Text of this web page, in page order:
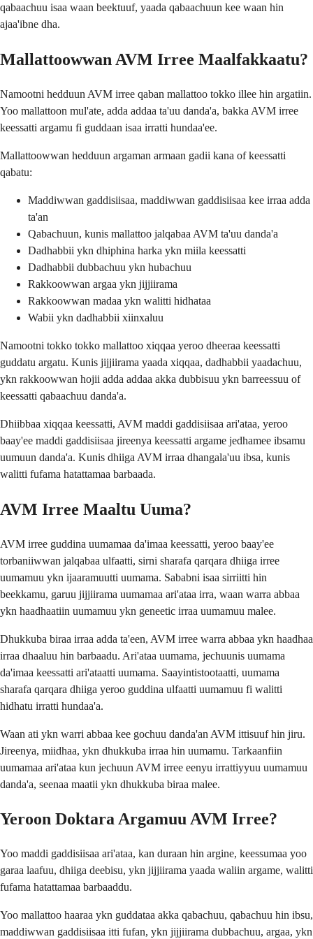
qabaachuu isaa waan beektuuf, yaada qabaachuun kee waan hin
ajaa'ibne dha.
Mallattoowwan AVM Irree Maalfakkaatu?
Namootni hedduun AVM irree qaban mallattoo tokko illee hin argatiin.
Yoo mallattoon mul'ate, adda addaa ta'uu danda'a, bakka AVM irree
keessatti argamu fi guddaan isaa irratti hundaa'ee.
Mallattoowwan hedduun argaman armaan gadii kana of keessatti
qabatu:
Maddiwwan gaddisiisaa, maddiwwan gaddisiisaa kee irraa adda
ta'an
Qabachuun, kunis mallattoo jalqabaa AVM ta'uu danda'a
Dadhabbii ykn dhiphina harka ykn miila keessatti
Dadhabbii dubbachuu ykn hubachuu
Rakkoowwan argaa ykn jijjiirama
Rakkoowwan madaa ykn walitti hidhataa
Wabii ykn dadhabbii xiinxaluu
Namootni tokko tokko mallattoo xiqqaa yeroo dheeraa keessatti
guddatu argatu. Kunis jijjiirama yaada xiqqaa, dadhabbii yaadachuu,
ykn rakkoowwan hojii adda addaa akka dubbisuu ykn barreessuu of
keessatti qabaachuu danda'a.
Dhiibbaa xiqqaa keessatti, AVM maddi gaddisiisaa ari'ataa, yeroo
baay'ee maddi gaddisiisaa jireenya keessatti argame jedhamee ibsamu
uumuun danda'a. Kunis dhiiga AVM irraa dhangala'uu ibsa, kunis
walitti fufama hatattamaa barbaada.
AVM Irree Maaltu Uuma?
AVM irree guddina uumamaa da'imaa keessatti, yeroo baay'ee
torbaniiwwan jalqabaa ulfaatti, sirni sharafa qarqara dhiiga irree
uumamuu ykn ijaaramuutti uumama. Sababni isaa sirriitti hin
beekkamu, garuu jijjiirama uumamaa ari'ataa irra, waan warra abbaa
ykn haadhaatiin uumamuu ykn geneetic irraa uumamuu malee.
Dhukkuba biraa irraa adda ta'een, AVM irree warra abbaa ykn haadhaa
irraa dhaaluu hin barbaadu. Ari'ataa uumama, jechuunis uumama
da'imaa keessatti ari'ataatti uumama. Saayintistootaatti, uumama
sharafa qarqara dhiiga yeroo guddina ulfaatti uumamuu fi walitti
hidhatu irratti hundaa'a.
Waan ati ykn warri abbaa kee gochuu danda'an AVM ittisuuf hin jiru.
Jireenya, miidhaa, ykn dhukkuba irraa hin uumamu. Tarkaanfiin
uumamaa ari'ataa kun jechuun AVM irree eenyu irrattiyyuu uumamuu
danda'a, seenaa maatii ykn dhukkuba biraa malee.
Yeroon Doktara Argamuu AVM Irree?
Yoo maddi gaddisiisaa ari'ataa, kan duraan hin argine, keessumaa yoo
garaa laafuu, dhiiga deebisu, ykn jijjiirama yaada waliin argame, walitti
fufama hatattamaa barbaaddu.
Yoo mallattoo haaraa ykn guddataa akka qabachuu, qabachuu hin ibsu,
maddiwwan gaddisiisaa itti fufan, ykn jijjiirama dubbachuu, argaa, ykn